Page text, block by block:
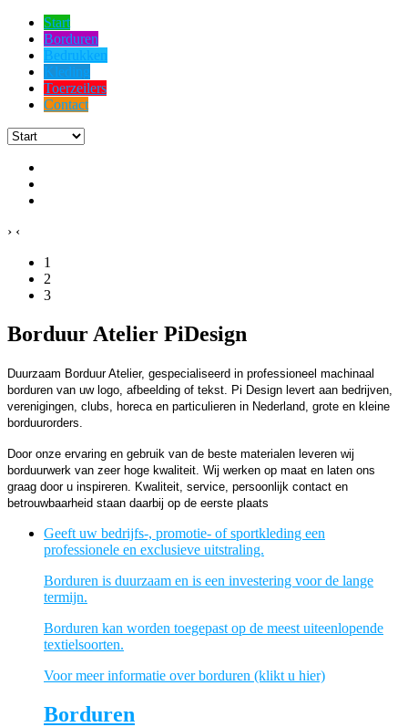
Start
Borduren
Bedrukken
Kleding
Toerzeilers
Contact
› ‹
1
2
3
Borduur Atelier PiDesign
Duurzaam Borduur Atelier, gespecialiseerd in professioneel machinaal
borduren van uw logo, afbeelding of tekst. Pi Design levert aan bedrijven,
verenigingen, clubs, horeca en particulieren in Nederland, grote en kleine
borduurorders.
Door onze ervaring en gebruik van de beste materialen leveren wij
borduurwerk van zeer hoge kwaliteit. Wij werken op maat en laten ons
graag door u inspireren. Kwaliteit, service, persoonlijk contact en
betrouwbaarheid staan daarbij op de eerste plaats
Geeft uw bedrijfs-, promotie- of sportkleding een
professionele en exclusieve uitstraling.
Borduren is duurzaam en is een investering voor de lange
termijn.
Borduren kan worden toegepast op de meest uiteenlopende
textielsoorten.
Voor meer informatie over borduren (klikt u hier)
Borduren